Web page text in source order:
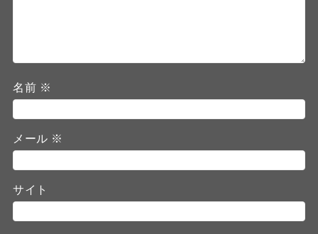
名前 ※
メール ※
サイト